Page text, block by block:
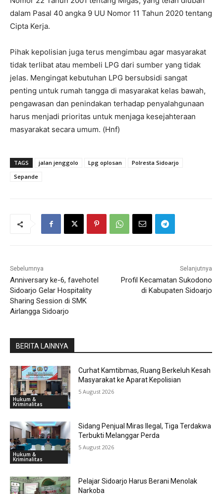
dalam Pasal 40 angka 9 UU Nomor 11 Tahun 2020 tentang
Cipta Kerja.
Pihak kepolisian juga terus mengimbau agar masyarakat
tidak terlibat atau membeli LPG dari sumber yang tidak
jelas. Mengingat kebutuhan LPG bersubsidi sangat
penting untuk rumah tangga di masyarakat kelas bawah,
pengawasan dan penindakan terhadap penyalahgunaan
harus menjadi prioritas untuk menjaga kesejahteraan
masyarakat secara umum. (Hnf)
TAGS jalan jenggolo Lpg oplosan
Polresta Sidoarjo
Sepande
Sebelumnya
Anniversary ke-6, favehotel
Sidoarjo Gelar Hospitality
Sharing Session di SMK
Airlangga Sidoarjo
Selanjutnya
Profil Kecamatan Sukodono
di Kabupaten Sidoarjo
BERITA LAINNYA
Hukum &
Kriminalitas
Curhat Kamtibmas, Ruang Berkeluh Kesah
Masyarakat ke Aparat Kepolisian
5 August 2026
Hukum &
Kriminalitas
Sidang Penjual Miras Ilegal, Tiga Terdakwa
Terbukti Melanggar Perda
5 August 2026
Pelajar Sidoarjo Harus Berani Menolak
Narkoba